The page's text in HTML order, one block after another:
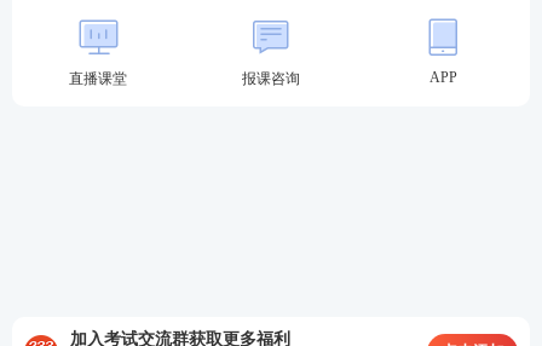
C.一级沥青
D.高级沥青
直播课堂 报课咨询 APP
加入考试交流群获取更多福利